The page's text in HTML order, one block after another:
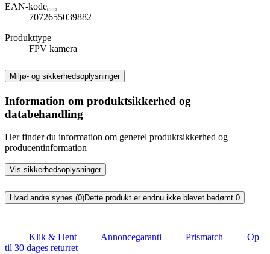
EAN-kode
7072655039882
Produkttype
FPV kamera
Miljø- og sikkerhedsoplysninger
Information om produktsikkerhed og
databehandling
Her finder du information om generel produktsikkerhed og
producentinformation
Vis sikkerhedsoplysninger
Hvad andre synes (0)Dette produkt er endnu ikke blevet bedømt.0
Klik & Hent Annoncegaranti Prismatch
Op
til 30 dages returret